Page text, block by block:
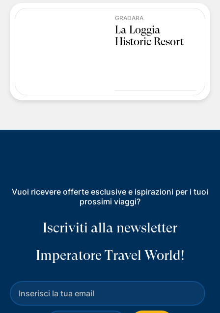
GRADARA
La Loggia
Historic Resort
Vuoi ricevere offerte esclusive e ispirazioni per i tuoi
prossimi viaggi?
Iscriviti alla newsletter
Imperatore Travel World!